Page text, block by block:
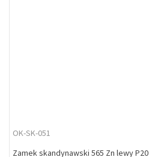
OK-SK-051
Zamek skandynawski 565 Zn lewy P20